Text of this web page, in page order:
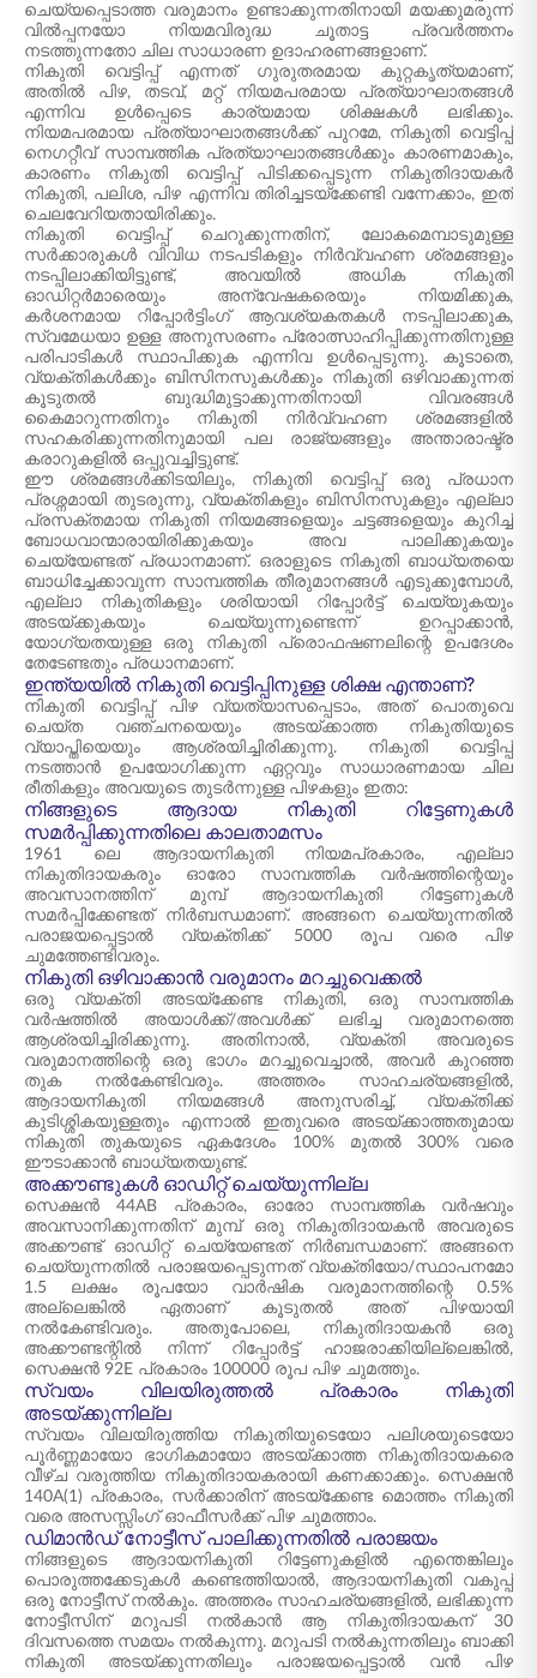
ചെയ്യപ്പെടാത്ത വരുമാനം ഉണ്ടാക്കുന്നതിനായി മയക്കുമരുന്ന്
വിൽപ്പനയോ നിയമവിരുദ്ധ ചൂതാട്ട പ്രവർത്തനം
നടത്തുന്നതോ ചില സാധാരണ ഉദാഹരണങ്ങളാണ്.
നികുതി വെട്ടിപ്പ് എന്നത് ഗുരുതരമായ കുറ്റകൃത്യമാണ്,
അതിൽ പിഴ, തടവ്, മറ്റ് നിയമപരമായ പ്രത്യാഘാതങ്ങൾ
എന്നിവ ഉൾപ്പെടെ കാര്യമായ ശിക്ഷകൾ ലഭിക്കും.
നിയമപരമായ പ്രത്യാഘാതങ്ങൾക്ക് പുറമേ, നികുതി വെട്ടിപ്പ്
നെഗറ്റീവ് സാമ്പത്തിക പ്രത്യാഘാതങ്ങൾക്കും കാരണമാകും,
കാരണം നികുതി വെട്ടിപ്പ് പിടിക്കപ്പെടുന്ന നികുതിദായകർ
നികുതി, പലിശ, പിഴ എന്നിവ തിരിച്ചടയ്ക്കേണ്ടി വന്നേക്കാം, ഇത്
ചെലവേറിയതായിരിക്കും.
നികുതി വെട്ടിപ്പ് ചെറുക്കുന്നതിന്, ലോകമെമ്പാടുമുള്ള
സർക്കാരുകൾ വിവിധ നടപടികളും നിർവ്വഹണ ശ്രമങ്ങളും
നടപ്പിലാക്കിയിട്ടുണ്ട്, അവയിൽ അധിക നികുതി
ഓഡിറ്റർമാരെയും അന്വേഷകരെയും നിയമിക്കുക,
കർശനമായ റിപ്പോർട്ടിംഗ് ആവശ്യകതകൾ നടപ്പിലാക്കുക,
സ്വമേധയാ ഉള്ള അനുസരണം പ്രോത്സാഹിപ്പിക്കുന്നതിനുള്ള
പരിപാടികൾ സ്ഥാപിക്കുക എന്നിവ ഉൾപ്പെടുന്നു. കൂടാതെ,
വ്യക്തികൾക്കും ബിസിനസുകൾക്കും നികുതി ഒഴിവാക്കുന്നത്
കൂടുതൽ ബുദ്ധിമുട്ടാക്കുന്നതിനായി വിവരങ്ങൾ
കൈമാറുന്നതിനും നികുതി നിർവ്വഹണ ശ്രമങ്ങളിൽ
സഹകരിക്കുന്നതിനുമായി പല രാജ്യങ്ങളും അന്താരാഷ്ട്ര
കരാറുകളിൽ ഒപ്പുവച്ചിട്ടുണ്ട്.
ഈ ശ്രമങ്ങൾക്കിടയിലും, നികുതി വെട്ടിപ്പ് ഒരു പ്രധാന
പ്രശ്നമായി തുടരുന്നു, വ്യക്തികളും ബിസിനസുകളും എല്ലാ
പ്രസക്തമായ നികുതി നിയമങ്ങളെയും ചട്ടങ്ങളെയും കുറിച്ച്
ബോധവാന്മാരായിരിക്കുകയും അവ പാലിക്കുകയും
ചെയ്യേണ്ടത് പ്രധാനമാണ്. ഒരാളുടെ നികുതി ബാധ്യതയെ
ബാധിച്ചേക്കാവുന്ന സാമ്പത്തിക തീരുമാനങ്ങൾ എടുക്കുമ്പോൾ,
എല്ലാ നികുതികളും ശരിയായി റിപ്പോർട്ട് ചെയ്യുകയും
അടയ്ക്കുകയും ചെയ്യുന്നുണ്ടെന്ന് ഉറപ്പാക്കാൻ,
യോഗ്യതയുള്ള ഒരു നികുതി പ്രൊഫഷണലിന്റെ ഉപദേശം
തേടേണ്ടതും പ്രധാനമാണ്.
ഇന്ത്യയിൽ നികുതി വെട്ടിപ്പിനുള്ള ശിക്ഷ എന്താണ്?
നികുതി വെട്ടിപ്പ് പിഴ വ്യത്യാസപ്പെടാം, അത് പൊതുവെ
ചെയ്ത വഞ്ചനയെയും അടയ്ക്കാത്ത നികുതിയുടെ
വ്യാപ്തിയെയും ആശ്രയിച്ചിരിക്കുന്നു. നികുതി വെട്ടിപ്പ്
നടത്താൻ ഉപയോഗിക്കുന്ന ഏറ്റവും സാധാരണമായ ചില
രീതികളും അവയുടെ തുടർന്നുള്ള പിഴകളും ഇതാ:
നിങ്ങളുടെ ആദായ നികുതി റിട്ടേണുകൾ
സമർപ്പിക്കുന്നതിലെ കാലതാമസം
1961 ലെ ആദായനികുതി നിയമപ്രകാരം, എല്ലാ
നികുതിദായകരും ഓരോ സാമ്പത്തിക വർഷത്തിന്റെയും
അവസാനത്തിന് മുമ്പ് ആദായനികുതി റിട്ടേണുകൾ
സമർപ്പിക്കേണ്ടത് നിർബന്ധമാണ്. അങ്ങനെ ചെയ്യുന്നതിൽ
പരാജയപ്പെട്ടാൽ വ്യക്തിക്ക് 5000 രൂപ വരെ പിഴ
ചുമത്തേണ്ടിവരും.
നികുതി ഒഴിവാക്കാൻ വരുമാനം മറച്ചുവെക്കൽ
ഒരു വ്യക്തി അടയ്ക്കേണ്ട നികുതി, ഒരു സാമ്പത്തിക
വർഷത്തിൽ അയാൾക്ക്/അവൾക്ക് ലഭിച്ച വരുമാനത്തെ
ആശ്രയിച്ചിരിക്കുന്നു. അതിനാൽ, വ്യക്തി അവരുടെ
വരുമാനത്തിന്റെ ഒരു ഭാഗം മറച്ചുവെച്ചാൽ, അവർ കുറഞ്ഞ
തുക നൽകേണ്ടിവരും. അത്തരം സാഹചര്യങ്ങളിൽ,
ആദായനികുതി നിയമങ്ങൾ അനുസരിച്ച്, വ്യക്തിക്ക്
കുടിശ്ശികയുള്ളതും എന്നാൽ ഇതുവരെ അടയ്ക്കാത്തതുമായ
നികുതി തുകയുടെ ഏകദേശം 100% മുതൽ 300% വരെ
ഈടാക്കാൻ ബാധ്യതയുണ്ട്.
അക്കൗണ്ടുകൾ ഓഡിറ്റ് ചെയ്യുന്നില്ല
സെക്ഷൻ 44AB പ്രകാരം, ഓരോ സാമ്പത്തിക വർഷവും
അവസാനിക്കുന്നതിന് മുമ്പ് ഒരു നികുതിദായകൻ അവരുടെ
അക്കൗണ്ട് ഓഡിറ്റ് ചെയ്യേണ്ടത് നിർബന്ധമാണ്. അങ്ങനെ
ചെയ്യുന്നതിൽ പരാജയപ്പെടുന്നത് വ്യക്തിയോ/സ്ഥാപനമോ
1.5 ലക്ഷം രൂപയോ വാർഷിക വരുമാനത്തിന്റെ 0.5%
അല്ലെങ്കിൽ ഏതാണ് കൂടുതൽ അത് പിഴയായി
നൽകേണ്ടിവരും. അതുപോലെ, നികുതിദായകൻ ഒരു
അക്കൗണ്ടന്റിൽ നിന്ന് റിപ്പോർട്ട് ഹാജരാക്കിയില്ലെങ്കിൽ,
സെക്ഷൻ 92E പ്രകാരം 100000 രൂപ പിഴ ചുമത്തും.
സ്വയം വിലയിരുത്തൽ പ്രകാരം നികുതി
അടയ്ക്കുന്നില്ല
സ്വയം വിലയിരുത്തിയ നികുതിയുടെയോ പലിശയുടെയോ
പൂർണ്ണമായോ ഭാഗികമായോ അടയ്ക്കാത്ത നികുതിദായകരെ
വീഴ്ച വരുത്തിയ നികുതിദായകരായി കണക്കാക്കും. സെക്ഷൻ
140A(1) പ്രകാരം, സർക്കാരിന് അടയ്ക്കേണ്ട മൊത്തം നികുതി
വരെ അസസ്സിംഗ് ഓഫീസർക്ക് പിഴ ചുമത്താം.
ഡിമാൻഡ് നോട്ടീസ് പാലിക്കുന്നതിൽ പരാജയം
നിങ്ങളുടെ ആദായനികുതി റിട്ടേണുകളിൽ എന്തെങ്കിലും
പൊരുത്തക്കേടുകൾ കണ്ടെത്തിയാൽ, ആദായനികുതി വകുപ്പ്
ഒരു നോട്ടീസ് നൽകും. അത്തരം സാഹചര്യങ്ങളിൽ, ലഭിക്കുന്ന
നോട്ടീസിന് മറുപടി നൽകാൻ ആ നികുതിദായകന് 30
ദിവസത്തെ സമയം നൽകുന്നു. മറുപടി നൽകുന്നതിലും ബാക്കി
നികുതി അടയ്ക്കുന്നതിലും പരാജയപ്പെട്ടാൽ വൻ പിഴ